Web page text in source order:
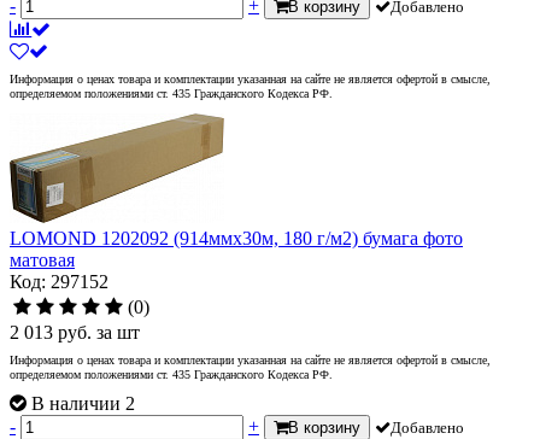
-
+ В корзину Добавлено
Информация о ценах товара и комплектации указанная на сайте не является офертой в смысле,
определяемом положениями ст. 435 Гражданского Кодекса РФ.
LOMOND 1202092 (914ммx30м, 180 г/м2) бумага фото
матовая
Код: 297152
(0)
2 013 руб. за шт
Информация о ценах товара и комплектации указанная на сайте не является офертой в смысле,
определяемом положениями ст. 435 Гражданского Кодекса РФ.
В наличии 2
-
+ В корзину Добавлено